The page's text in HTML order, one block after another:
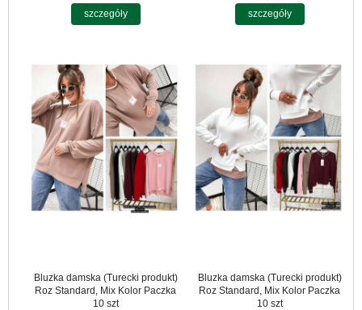
szczegóły szczegóły
Bluzka damska (Turecki produkt)
Roz Standard, Mix Kolor Paczka
10 szt
Bluzka damska (Turecki produkt)
Roz Standard, Mix Kolor Paczka
10 szt